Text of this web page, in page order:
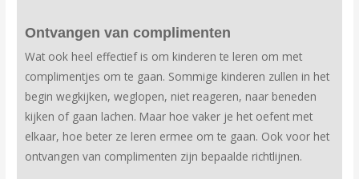
Ontvangen van complimenten
Wat ook heel effectief is om kinderen te leren om met
complimentjes om te gaan. Sommige kinderen zullen in het
begin wegkijken, weglopen, niet reageren, naar beneden
kijken of gaan lachen. Maar hoe vaker je het oefent met
elkaar, hoe beter ze leren ermee om te gaan. Ook voor het
ontvangen van complimenten zijn bepaalde richtlijnen.